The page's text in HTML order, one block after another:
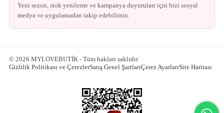
Yeni sezon, stok yenileme ve kampanya duyuruları için bizi sosyal
medya ve uygulamadan takip edebilirsin.
© 2026 MYLOVEBUTİK - Tüm hakları saklıdır.
Gizlilik Politikası ve ÇerezlerSatış Genel ŞartlarıÇerez AyarlarıSite Haritası